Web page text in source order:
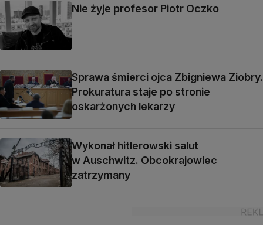
Nie żyje profesor Piotr Oczko
Sprawa śmierci ojca Zbigniewa Ziobry.
Prokuratura staje po stronie
oskarżonych lekarzy
Wykonał hitlerowski salut
w Auschwitz. Obcokrajowiec
zatrzymany